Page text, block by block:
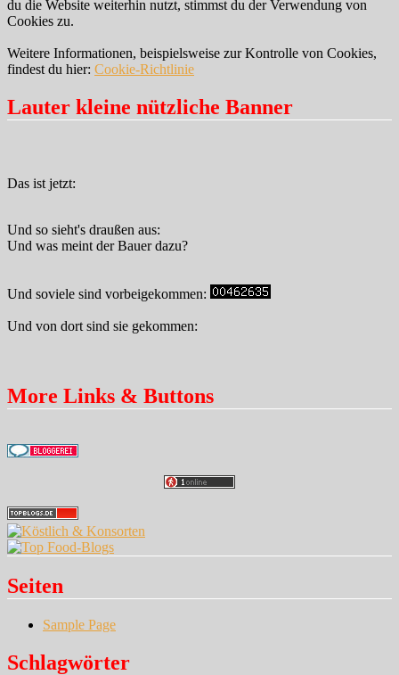
du die Website weiterhin nutzt, stimmst du der Verwendung von
Cookies zu.
Weitere Informationen, beispielsweise zur Kontrolle von Cookies,
findest du hier: Cookie-Richtlinie
Lauter kleine nützliche Banner
Das ist jetzt:
Und so sieht's draußen aus:
Und was meint der Bauer dazu?
Und soviele sind vorbeigekommen:
Und von dort sind sie gekommen:
More Links & Buttons
Seiten
Sample Page
Schlagwörter